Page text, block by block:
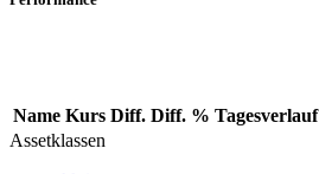
Name Kurs Diff. Diff. % Tagesverlauf
Assetklassen